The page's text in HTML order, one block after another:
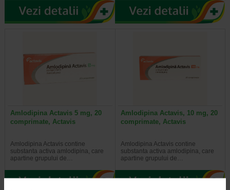
Amlodipina Actavis 5 mg, 20
comprimate, Actavis
Amlodipina Actavis contine
substanta activa amlodipina, care
apartine grupului de…
Amlodipina Actavis, 10 mg, 20
comprimate, Actavis
Amlodipina Actavis contine
substanta activa amlodipina, care
apartine grupului de…